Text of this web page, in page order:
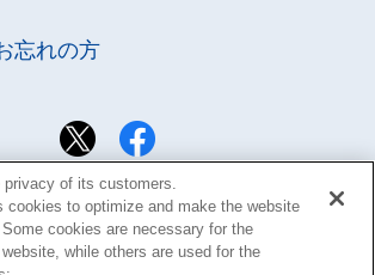
忘れの方
of its customers.
cookies to optimize and make the website
cookies are necessary for the
while others are used for the